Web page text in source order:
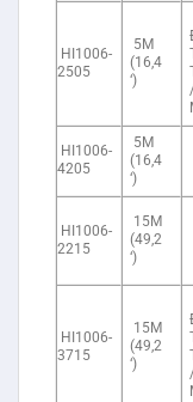
HI1006-
2505
5M
(16,4
‘)
HI1006-
4205
5M
(16,4
‘)
HI1006-
2215
15M
(49,2
‘)
HI1006-
3715
15M
(49,2
‘)